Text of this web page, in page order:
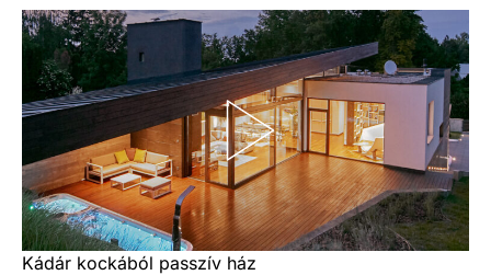
Kádár kockából passzív ház